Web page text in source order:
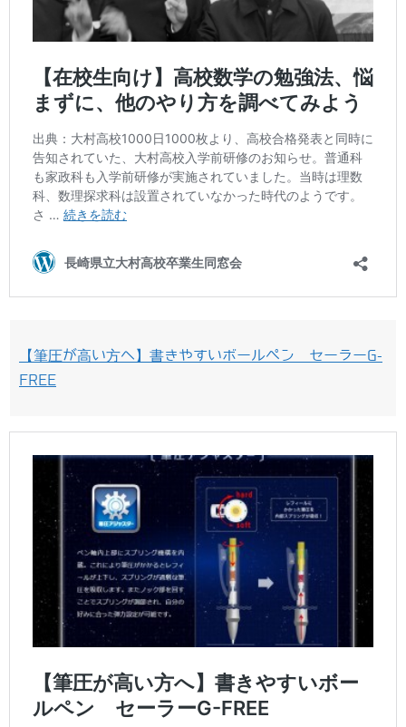
【筆圧が高い方へ】書きやすいボールペン セーラーG-
FREE